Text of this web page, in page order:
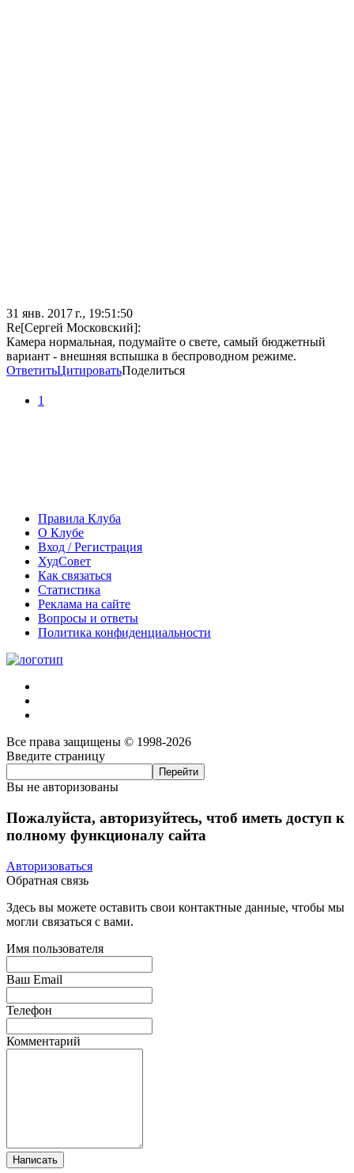
31 янв. 2017 г., 19:51:50
Re[Сергей Московский]:
Камера нормальная, подумайте о свете, самый бюджетный
вариант - внешняя вспышка в беспроводном режиме.
ОтветитьЦитироватьПоделиться
1
Правила Клуба
О Клубе
Вход / Регистрация
ХудСовет
Как связаться
Статистика
Реклама на сайте
Вопросы и ответы
Политика конфиденциальности
Все права защищены © 1998-2026
Введите страницу
Вы не авторизованы
Пожалуйста, авторизуйтесь, чтоб иметь доступ к
полному функционалу сайта
Авторизоваться
Обратная связь
Здесь вы можете оставить свои контактные данные, чтобы мы
могли связаться с вами.
Имя пользователя
Ваш Email
Телефон
Комментарий
Написать